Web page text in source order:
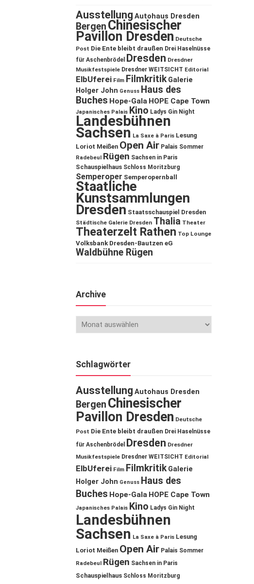
Ausstellung Autohaus Dresden
Bergen Chinesischer
Pavillon Dresden Deutsche
Post Die Ente bleibt draußen Drei Haselnüsse
für Aschenbrödel
Dresden Dresdner
Musikfestspiele Dresdner WEITSICHT Editorial
ElbUferei Film Filmkritik Galerie
Holger John Genuss Haus des
Buches Hope-Gala HOPE Cape Town
Japanisches Palais Kino Ladys Gin Night
Landesbühnen
Sachsen La Saxe à Paris Lesung
Loriot Meißen Open Air Palais Sommer
Radebeul Rügen Sachsen in Paris
Schauspielhaus Schloss Moritzburg
Semperoper Semperopernball
Staatliche
Kunstsammlungen
Dresden Staatsschauspiel Dresden
Städtische Galerie Dresden Thalia Theater
Theaterzelt Rathen Top Lounge
Volksbank Dresden-Bautzen eG
Waldbühne Rügen
Archive
Schlagwörter
Ausstellung Autohaus Dresden
Bergen Chinesischer
Pavillon Dresden Deutsche
Post Die Ente bleibt draußen Drei Haselnüsse
für Aschenbrödel
Dresden Dresdner
Musikfestspiele Dresdner WEITSICHT Editorial
ElbUferei Film Filmkritik Galerie
Holger John Genuss Haus des
Buches Hope-Gala HOPE Cape Town
Japanisches Palais Kino Ladys Gin Night
Landesbühnen
Sachsen La Saxe à Paris Lesung
Loriot Meißen Open Air Palais Sommer
Radebeul Rügen Sachsen in Paris
Schauspielhaus Schloss Moritzburg